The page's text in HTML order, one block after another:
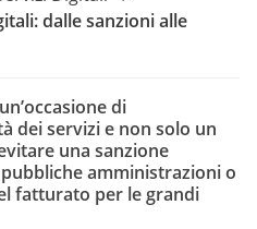
dalle sanzioni alle
di
dei servizi e non solo un
una sanzione
amministrazioni o
fatturato per le grandi